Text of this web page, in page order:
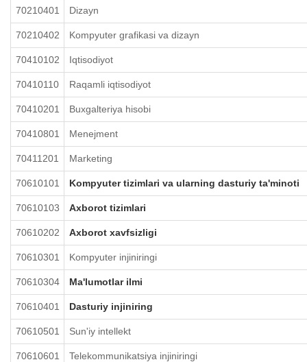
70210401 Dizayn
70210402 Kompyuter grafikasi va dizayn
70410102 Iqtisodiyot
70410110 Raqamli iqtisodiyot
70410201 Buxgalteriya hisobi
70410801 Menejment
70411201 Marketing
70610101 Kompyuter tizimlari va ularning dasturiy ta'minoti
70610103 Axborot tizimlari
70610202 Axborot xavfsizligi
70610301 Kompyuter injiniringi
70610304 Ma'lumotlar ilmi
70610401 Dasturiy injiniring
70610501 Sun'iy intellekt
70610601 Telekommunikatsiya injiniringi